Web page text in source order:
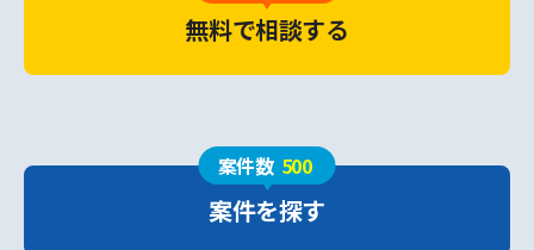
無料で相談する
案件数 500
案件を探す